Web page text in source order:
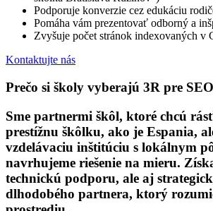
Podporuje konverzie cez edukáciu
Pomáha vám prezentovať odborný a
Zvyšuje počet stránok indexovaných v
Kontaktujte nás
Prečo si školy vyberajú 3R pre
Sme partnermi škôl, ktoré chcú
prestížnu škôlku, ako je Espania,
vzdelávaciu inštitúciu s lokálnym
navrhujeme riešenie na mieru.
technickú podporu, ale aj
dlhodobého partnera, ktorý